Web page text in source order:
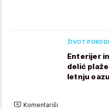
ŽIVOT
Enterijer
delić
letnju
Komentariši